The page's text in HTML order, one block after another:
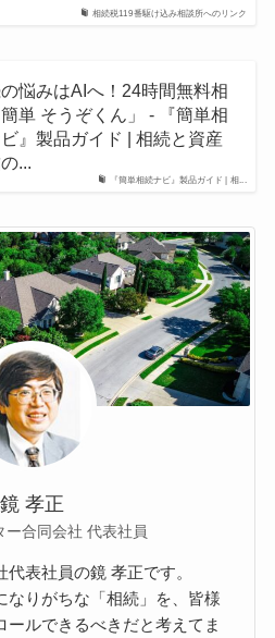
相続税119番駆け込み相談所へのリンク
『簡単相続ナビ』製品ガイド | 相...
悩みはAIへ！24時間無料相
単 そうぞくん」 - 『簡単相
』製品ガイド | 相続と資産
...
鏡 孝正
ー合同会社 代表社員
表社員の鏡 孝正です。
なりがちな「相続」を、皆様
ールできるべきだと考えてま